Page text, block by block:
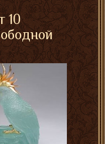
10